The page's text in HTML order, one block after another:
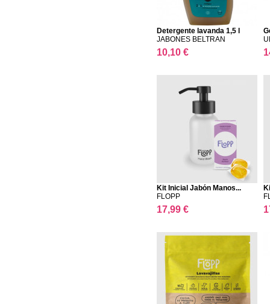
Detergente lavanda 1,5 l
JABONES BELTRAN
10,10 €
Kit Inicial Jabón Manos...
FLOPP
17,99 €